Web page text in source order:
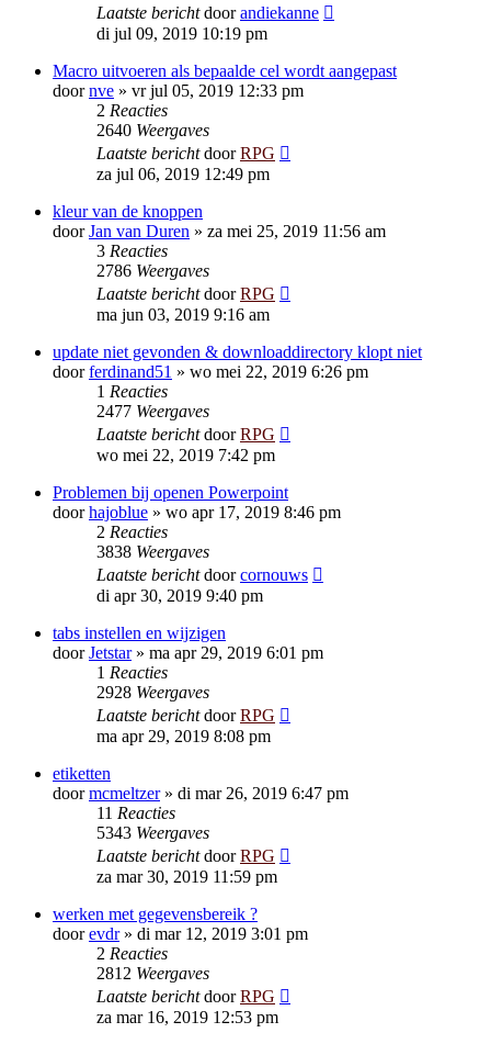
Laatste berichtdoorandiekanne
di jul 09, 2019 10:19 pm
Macro uitvoeren als bepaalde cel wordt aangepast
doornve » vr jul 05, 2019 12:33 pm
2 Reacties
2640 Weergaves
Laatste berichtdoorRPG
za jul 06, 2019 12:49 pm
kleur van de knoppen
doorJan van Duren » za mei 25, 2019 11:56 am
3 Reacties
2786 Weergaves
Laatste berichtdoorRPG
ma jun 03, 2019 9:16 am
update niet gevonden & downloaddirectory klopt niet
doorferdinand51 » wo mei 22, 2019 6:26 pm
1 Reacties
2477 Weergaves
Laatste berichtdoorRPG
wo mei 22, 2019 7:42 pm
Problemen bij openen Powerpoint
doorhajoblue » wo apr 17, 2019 8:46 pm
2 Reacties
3838 Weergaves
Laatste berichtdoorcornouws
di apr 30, 2019 9:40 pm
tabs instellen en wijzigen
doorJetstar» ma apr 29, 2019 6:01 pm
1 Reacties
2928 Weergaves
Laatste berichtdoorRPG
ma apr 29, 2019 8:08 pm
etiketten
doormcmeltzer» di mar 26, 2019 6:47 pm
11 Reacties
5343 Weergaves
Laatste berichtdoorRPG
za mar 30, 2019 11:59 pm
werken met gegevensbereik ?
doorevdr» di mar 12, 2019 3:01 pm
2 Reacties
2812 Weergaves
Laatste berichtdoorRPG
za mar 16, 2019 12:53 pm